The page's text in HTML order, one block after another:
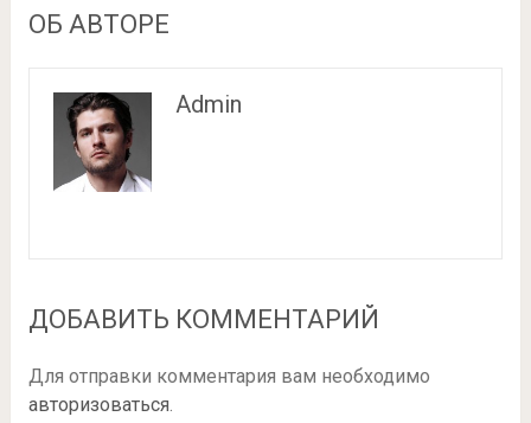
ОБ АВТОРЕ
Admin
ДОБАВИТЬ КОММЕНТАРИЙ
Для отправки комментария вам необходимо
авторизоваться.